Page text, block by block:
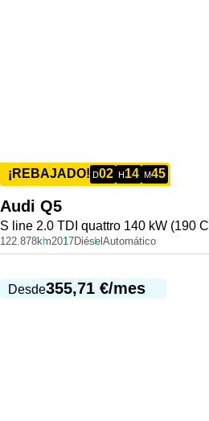
¡REBAJADO! D02 H14 M45
Audi Q5
S line 2.0 TDI quattro 140 kW (190
122.878km2017Diésel Automático
Desde355,71 €/mes